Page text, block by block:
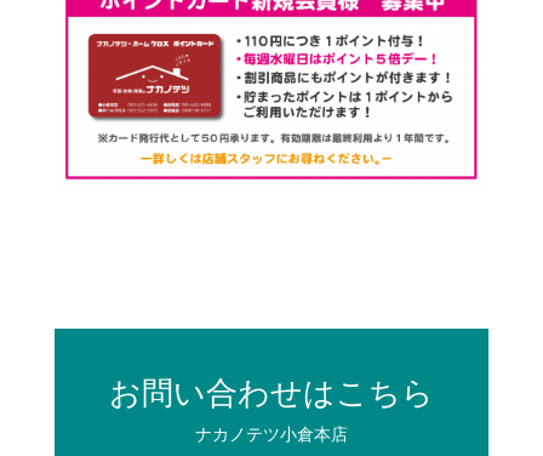
お問い合わせはこちら
ナカノテツ小倉本店